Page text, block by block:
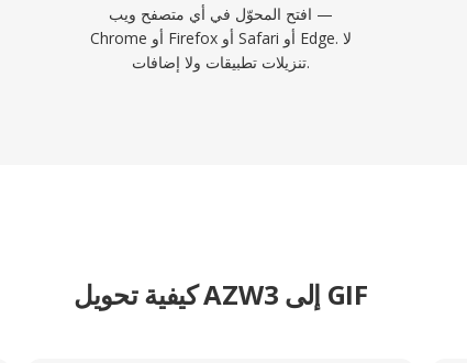
افتح المحوّل في أي متصفح ويب —
Chrome أو Firefox أو Safari أو Edge. لا
تنزيلات تطبيقات ولا إضافات.
كيفية تحويل AZW3 إلى GIF